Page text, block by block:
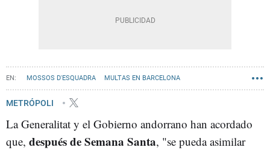
MOSSOS D'ESQUADRA MULTAS EN BARCELONA
METRÓPOLI
La Generalitat y el Gobierno andorrano han acordado
que, después de Semana Santa, "se pueda asimilar